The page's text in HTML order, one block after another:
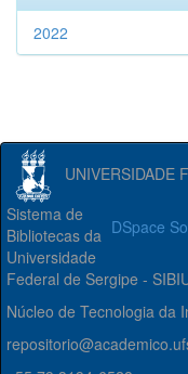
2022
UNIVERSIDADE
DSpace
Sistema de
Bibliotecas da
Universidade
Federal de Sergipe -
Núcleo de Tecnologia da